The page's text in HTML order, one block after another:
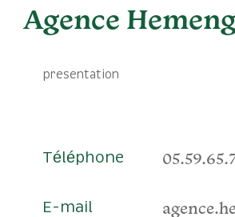
Agence
presentation
Téléphone
E-mail